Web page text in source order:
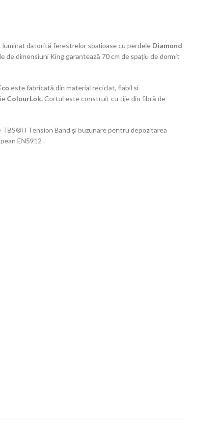
luminat datorită ferestrelor spațioase cu perdele Diamond
de dimensiuni King garantează 70 cm de spațiu de dormit
este fabricată din material reciclat, fiabil si
ColourLok.Cortul este construit cu tije din fibră de
Tension Band și buzunare pentru depozitarea
EN5912 .